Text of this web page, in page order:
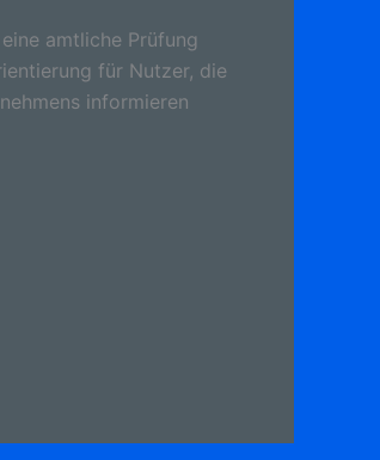
amtliche Prüfung
für Nutzer, die
informieren